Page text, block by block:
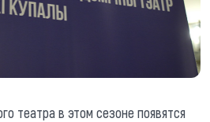
театра в этом сезоне появятся